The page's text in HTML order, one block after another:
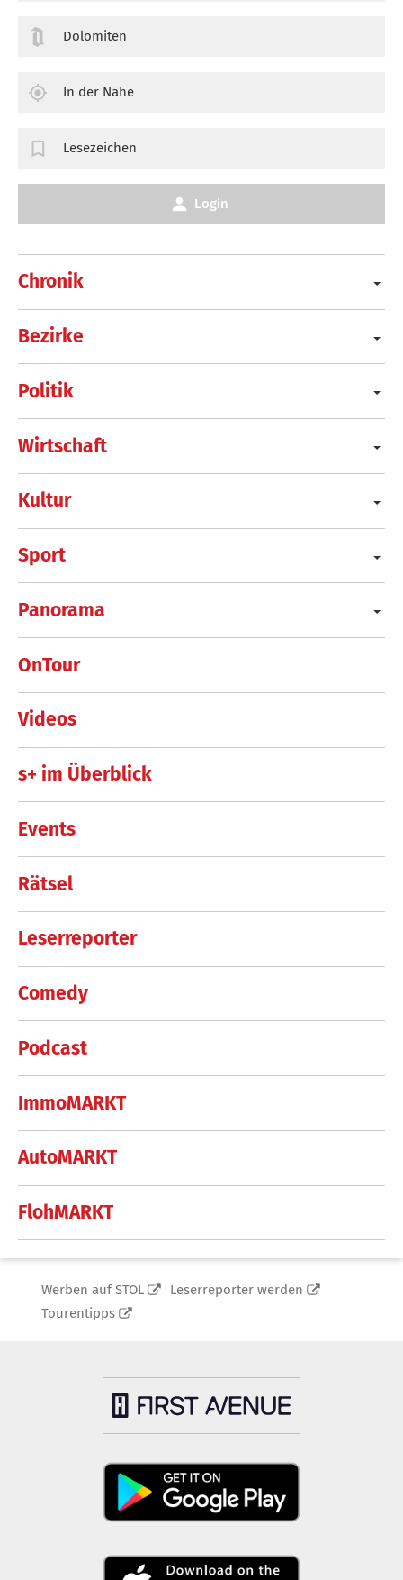
Chronik
Bezirke
Politik
Wirtschaft
Kultur
Sport
Panorama
OnTour
Videos
s+ im Überblick
Events
Rätsel
Leserreporter
Comedy
Podcast
ImmoMARKT
AutoMARKT
FlohMARKT
Dolomiten
In der Nähe
Lesezeichen
Login
Werben auf STOL
Leserreporter werden
Tourentipps